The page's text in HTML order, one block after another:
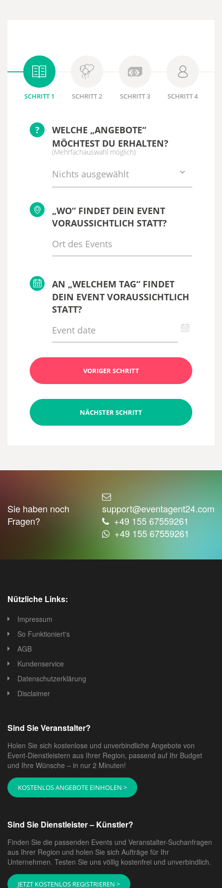
SCHRITT 1 SCHRITT 2 SCHRITT 3 SCHRITT 4
?
WELCHE „ANGEBOTE“
MÖCHTEST DU ERHALTEN?
(Mehrfachauswahl möglich)
Nichts ausgewählt
„WO“ FINDET DEIN EVENT
VORAUSSICHTLICH STATT?
AN „WELCHEM TAG“ FINDET
DEIN EVENT VORAUSSICHTLICH
STATT?
VORIGER SCHRITT
NÄCHSTER SCHRITT
Sie haben noch
Fragen?
support@eventagent24.com
+49 155 67559261
+49 155 67559261
Nützliche Links:
Impressum
So Funktioniert's
AGB
Kundenservice
Datenschutzerklärung
Disclaimer
Sind Sie Veranstalter?
Holen Sie sich kostenlose und unverbindliche Angebote von
Event-Dienstleistern aus Ihrer Region, passend auf Ihr Budget
und Ihre Wünsche – in nur 2 Minuten!
KOSTENLOS ANGEBOTE EINHOLEN >
Sind Sie Dienstleister – Künstler?
Finden Sie die passenden Events und Veranstalter-Suchanfragen
aus Ihrer Region und holen Sie sich Aufträge für Ihr
Unternehmen. Testen Sie uns völlig kostenfrei und unverbindlich.
JETZT KOSTENLOS REGISTRIEREN >